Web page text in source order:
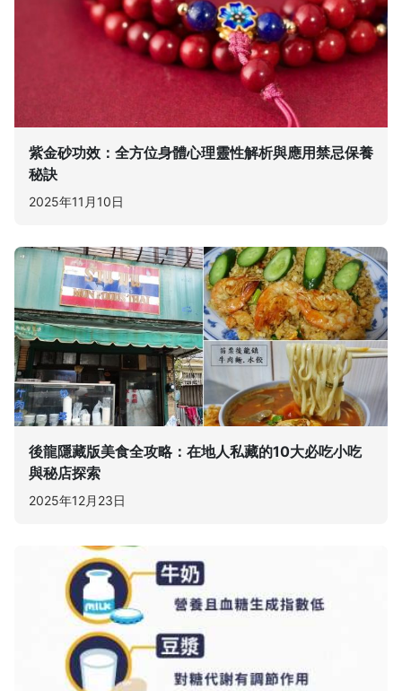
紫金砂功效：全方位身體心理靈性解析與應用禁忌保養
秘訣
2025年11月10日
後龍隱藏版美食全攻略：在地人私藏的10大必吃小吃
與秘店探索
2025年12月23日